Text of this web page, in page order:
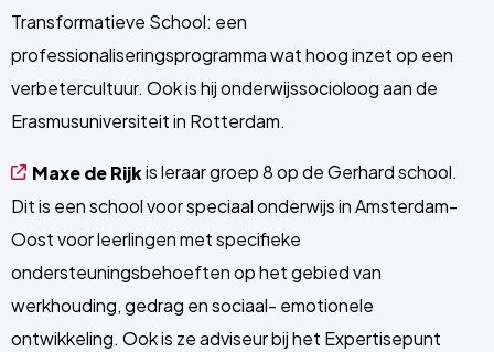
Transformatieve School: een
professionaliseringsprogramma wat hoog inzet op een
verbetercultuur. Ook is hij onderwijssocioloog aan de
Erasmusuniversiteit in Rotterdam.
Maxe de Rijkis leraar groep 8 op de Gerhard school.
Dit is een school voor speciaal onderwijs in Amsterdam-
Oost voor leerlingen met specifieke
ondersteuningsbehoeften op het gebied van
werkhouding, gedrag en sociaal- emotionele
ontwikkeling. Ook is ze adviseur bij het Expertisepunt